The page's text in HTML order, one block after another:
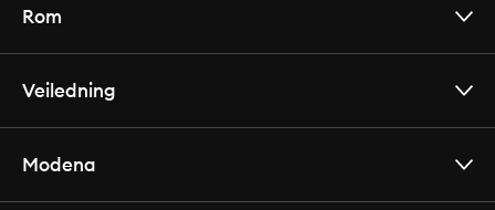
Rom
Veiledning
Modena